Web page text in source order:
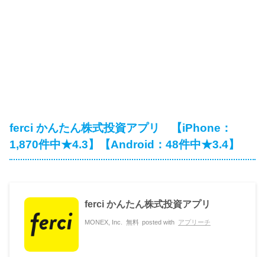
ferci かんたん株式投資アプリ 【iPhone：
1,870件中★4.3】【Android：48件中★3.4】
ferci かんたん株式投資アプリ
MONEX, Inc. 無料 posted with アプリーチ